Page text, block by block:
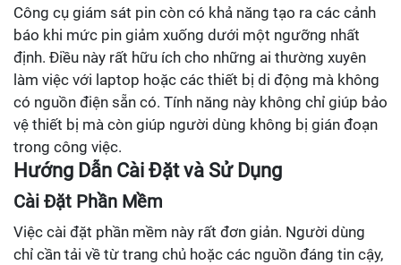
Công cụ giám sát pin còn có khả năng tạo ra các cảnh
báo khi mức pin giảm xuống dưới một ngưỡng nhất
định. Điều này rất hữu ích cho những ai thường xuyên
làm việc với laptop hoặc các thiết bị di động mà không
có nguồn điện sẵn có. Tính năng này không chỉ giúp bảo
vệ thiết bị mà còn giúp người dùng không bị gián đoạn
trong công việc.
Hướng Dẫn Cài Đặt và Sử Dụng
Cài Đặt Phần Mềm
Việc cài đặt phần mềm này rất đơn giản. Người dùng
chỉ cần tải về từ trang chủ hoặc các nguồn đáng tin cậy,